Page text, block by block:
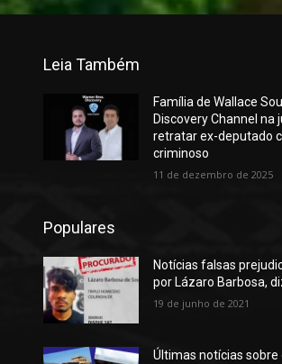
Leia Também
Família de Wallace
Discovery Channel na
retratar ex-deputado
criminoso
11 de dezembro de 2025
Populares
Notícias falsas
por Lázaro Barbosa,
19 de junho de 2021
Últimas notícias